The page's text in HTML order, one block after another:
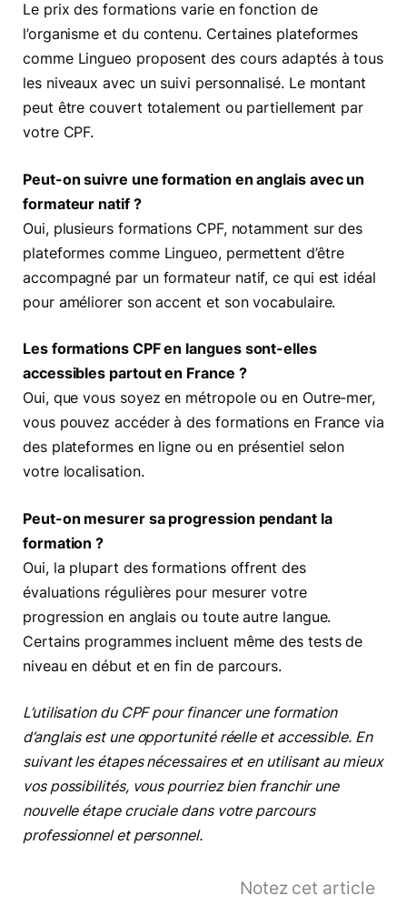
Le prix des formations varie en fonction de
l’organisme et du contenu. Certaines plateformes
comme Lingueo proposent des cours adaptés à tous
les niveaux avec un suivi personnalisé. Le montant
peut être couvert totalement ou partiellement par
votre CPF.
Peut-on suivre une formation en anglais avec un
formateur natif ?
Oui, plusieurs formations CPF, notamment sur des
plateformes comme Lingueo, permettent d’être
accompagné par un formateur natif, ce qui est idéal
pour améliorer son accent et son vocabulaire.
Les formations CPF en langues sont-elles
accessibles partout en France ?
Oui, que vous soyez en métropole ou en Outre-mer,
vous pouvez accéder à des formations en France via
des plateformes en ligne ou en présentiel selon
votre localisation.
Peut-on mesurer sa progression pendant la
formation ?
Oui, la plupart des formations offrent des
évaluations régulières pour mesurer votre
progression en anglais ou toute autre langue.
Certains programmes incluent même des tests de
niveau en début et en fin de parcours.
L’utilisation du CPF pour financer une formation
d’anglais est une opportunité réelle et accessible. En
suivant les étapes nécessaires et en utilisant au mieux
vos possibilités, vous pourriez bien franchir une
nouvelle étape cruciale dans votre parcours
professionnel et personnel.
Notez cet article